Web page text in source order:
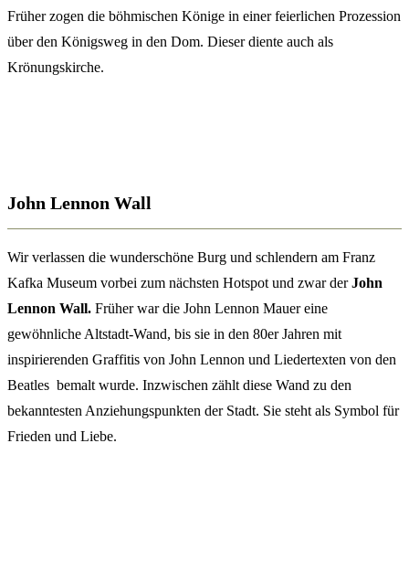
Früher zogen die böhmischen Könige in einer feierlichen Prozession
über den Königsweg in den Dom. Dieser diente auch als
Krönungskirche.
John Lennon Wall
Wir verlassen die wunderschöne Burg und schlendern am Franz
Kafka Museum vorbei zum nächsten Hotspot und zwar derJohn
Lennon Wall. Früher war die John Lennon Mauer eine
gewöhnliche Altstadt-Wand, bis sie in den 80er Jahren mit
inspirierenden Graffitis von John Lennon und Liedertexten von den
Beatles bemalt wurde. Inzwischen zählt diese Wand zu den
bekanntesten Anziehungspunkten der Stadt. Sie steht als Symbol für
Frieden und Liebe.